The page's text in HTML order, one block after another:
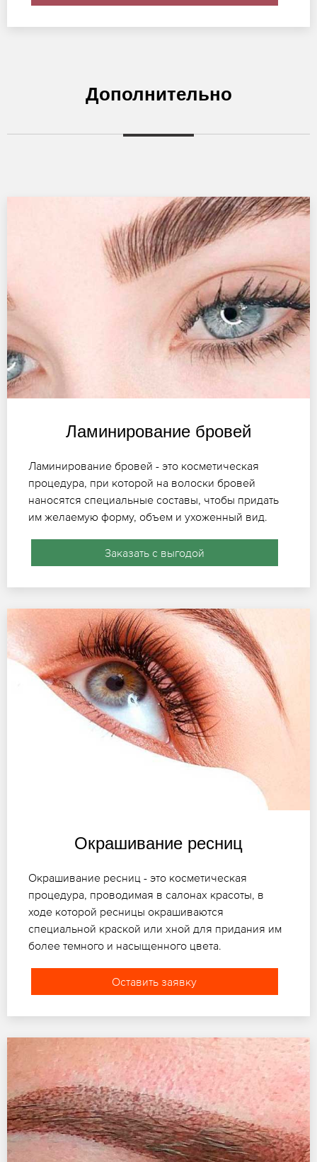
Дополнительно
Ламинирование бровей
Ламинирование бровей - это косметическая
процедура, при которой на волоски бровей
наносятся специальные составы, чтобы придать
им желаемую форму, объем и ухоженный вид.
Заказать с выгодой
Окрашивание ресниц
Окрашивание ресниц - это косметическая
процедура, проводимая в салонах красоты, в
ходе которой ресницы окрашиваются
специальной краской или хной для придания им
более темного и насыщенного цвета.
Оставить заявку